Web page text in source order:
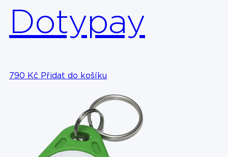
Dotypay
790 Kč Přidat do košíku